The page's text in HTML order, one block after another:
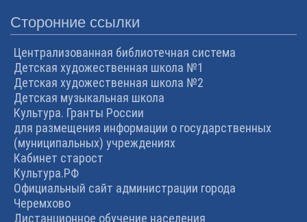
Сторонние ссылки
Централизованная библиотечная система
Детская художественная школа №1
Детская художественная школа №2
Детская музыкальная школа
Культура. Гранты России
для размещения информации о государственных
(муниципальных) учреждениях
Кабинет старост
Культура.РФ
Официальный сайт администрации города
Черемхово
Дистанционное обучение населения